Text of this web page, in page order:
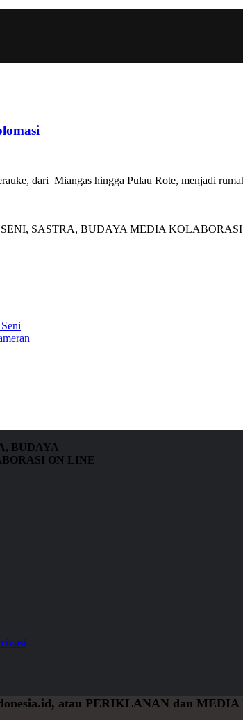
dari Miangas hingga Pulau Rote, menjadi
BUDAYA
ON LINE
atau PERIKLANAN dan MEDIA